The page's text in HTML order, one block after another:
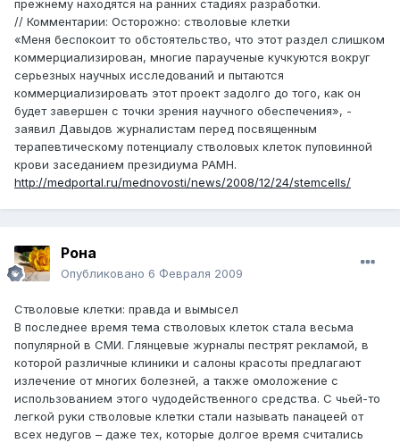
прежнему находятся на ранних стадиях разработки.
// Комментарии: Осторожно: стволовые клетки
«Меня беспокоит то обстоятельство, что этот раздел слишком
коммерциализирован, многие параученые кучкуются вокруг
серьезных научных исследований и пытаются
коммерциализировать этот проект задолго до того, как он
будет завершен с точки зрения научного обеспечения», -
заявил Давыдов журналистам перед посвященным
терапевтическому потенциалу стволовых клеток пуповинной
крови заседанием президиума РАМН.
http://medportal.ru/mednovosti/news/2008/12/24/stemcells/
Рона
Опубликовано 6 Февраля 2009
Стволовые клетки: правда и вымысел
В последнее время тема стволовых клеток стала весьма
популярной в СМИ. Глянцевые журналы пестрят рекламой, в
которой различные клиники и салоны красоты предлагают
излечение от многих болезней, а также омоложение с
использованием этого чудодейственного средства. С чьей-то
легкой руки стволовые клетки стали называть панацеей от
всех недугов – даже тех, которые долгое время считались